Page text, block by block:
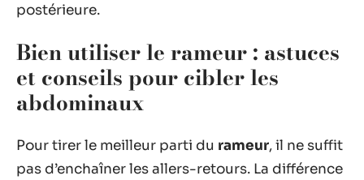
postérieure.
Bien utiliser le rameur : astuces
et conseils pour cibler les
abdominaux
Pour tirer le meilleur parti du rameur, il ne suffit
pas d’enchaîner les allers-retours. La différence